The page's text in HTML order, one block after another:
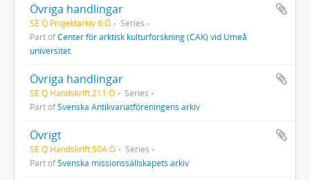
Övriga handlingar
SE Q Projektarkiv 6:Ö
Series
Part ofCenter för arktisk kulturforskning (CAK) vid Umeå
universitet
Övriga handlingar
SE Q Handskrift 211:Ö
Series
Part ofSvenska Antikvariatföreningens arkiv
Övrigt
SE Q Handskrift 50A:Ö
Series
Part ofSvenska missionssällskapets arkiv